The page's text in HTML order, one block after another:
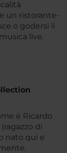
un ristorante-
o godersi il
live.
è Ricardo
di
nato qui e